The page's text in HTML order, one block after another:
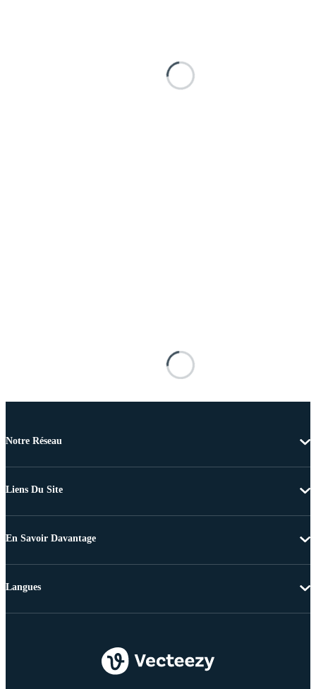
Notre Réseau
Liens Du Site
En Savoir Davantage
Langues